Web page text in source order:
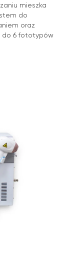
mieszka
do
oraz
do 6 fototypów